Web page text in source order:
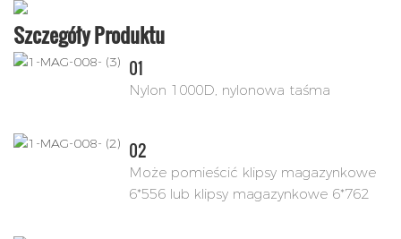
Szczegóły Produktu
01
Nylon 1000D, nylonowa taśma
02
Może pomieścić klipsy magazynkowe
6*556 lub klipsy magazynkowe 6*762